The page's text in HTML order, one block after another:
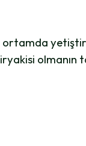
olmanın